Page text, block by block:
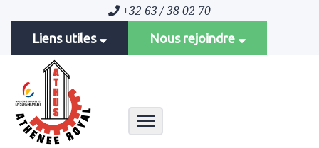
+32 63 / 38 02 70
Liens utiles Nous rejoindre
Toggle navigation